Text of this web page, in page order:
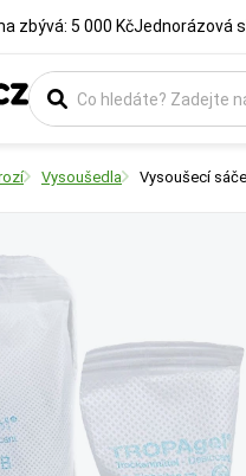
zbývá: 5 000 KčJednorázová
Vysoušedla Vysoušecí
Rozměry
Udává vnější půdorysné
Provedení
Označuje specifickou